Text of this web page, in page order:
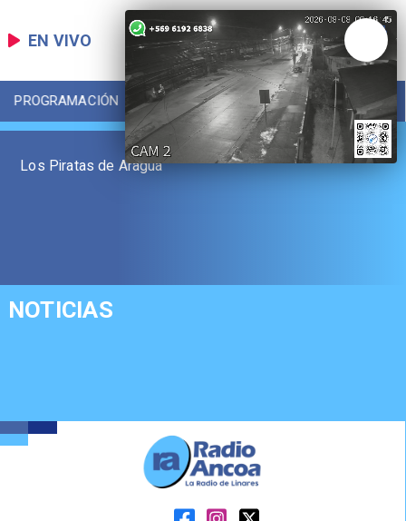
EN VIVO
PROGRAMACIÓN LOCAL DEPORTES
Los Piratas de Aragua
NOTICIAS